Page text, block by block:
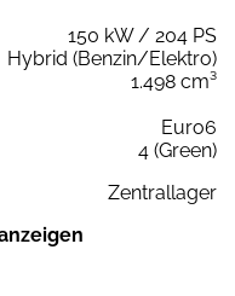
150 kW / 204 PS
Hybrid (Benzin/Elektro)
1.498 cm³
Euro6
4 (Green)
Zentrallager